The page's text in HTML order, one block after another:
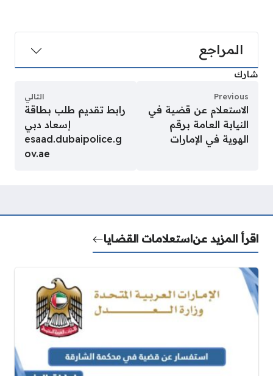
المراجع
شارك
Previous
الاستعلام عن قضية في
النيابة العامة برقم
الهوية في الإمارات
التالي
رابط تقديم طلب بطاقة
إسعاد دبي
esaad.dubaipolice.g
ov.ae
اقرأ المزيد عناستعلامات القضايا